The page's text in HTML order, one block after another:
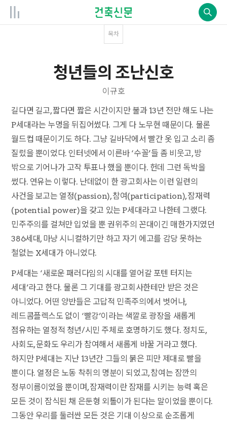
목차
청년들의 조난신호
이규호
길다면 길고, 짧다면 짧은 시간이지만 불과 13년 전만 해도 나는
P세대라는 누명을 뒤집어썼다. 그게 다 노무현 때문이다. 물론
월드컵 때문이기도 하다. 그냥 길바닥에서 빨간 옷 입고 소리 좀
질렀을 뿐이었다. 인터넷에서 이른바 ‘수꼴’들 좀 비웃고, 방
밖으로 기어나가 고작 투표나 했을 뿐이다. 헌데 그런 독박을
썼다. 연유는 이렇다. 난데없이 한 광고회사는 이런 일련의
사건을 보고는 열정(passion), 참여(participation), 잠재력
(potential power)을 갖고 있는 P세대라고 나한테 그랬다.
민주주의를 걸쳐만 입었을 뿐 권위주의 꼰대이긴 매한가지였던
386세대, 마냥 시니컬하기만 하고 자기 에고를 감당 못하는
철없는 X세대가 아니었다.
P세대는 ‘새로운 패러다임의 시대를 열어갈 포텐 터지는
세대’라고 한다. 물론 그 기대를 광고회사한테만 받은 것은
아니었다. 어떤 양반들은 고답적 민족주의에서 벗어나,
레드콤플렉스도 없이 ‘빨강’이라는 색깔로 광장을 새롭게
점유하는 열정적 청년/시민 주체로 호명하기도 했다. 정치도,
사회도, 문화도 우리가 참여해서 새롭게 바꿀 거라고 했다.
하지만 P세대는 지난 13년간 그들의 붉은 피만 제대로 빨을
뿐이다. 열정은 노동 착취의 명분이 되었고, 참여는 잠깐의
정부이름이었을 뿐이며, 잠재력이란 잠재를 시키는 능력 혹은
모든 것이 잠식된 채 은둔형 외톨이가 된다는 말이었을 뿐이다.
그동안 우리를 둘러싼 모든 것은 기대 이상으로 순조롭게